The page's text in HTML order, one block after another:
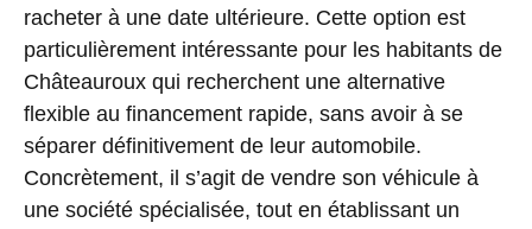
racheter à une date ultérieure. Cette option est
particulièrement intéressante pour les habitants de
Châteauroux qui recherchent une alternative
flexible au financement rapide, sans avoir à se
séparer définitivement de leur automobile.
Concrètement, il s’agit de vendre son véhicule à
une société spécialisée, tout en établissant un